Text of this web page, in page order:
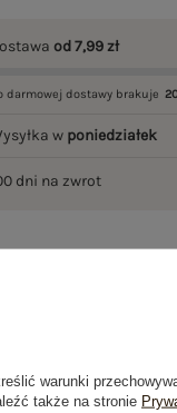
od 7,99 zł
darmowej dostawy brakuje
w poniedziałek
dni na zwrot
warunki
także na stronie